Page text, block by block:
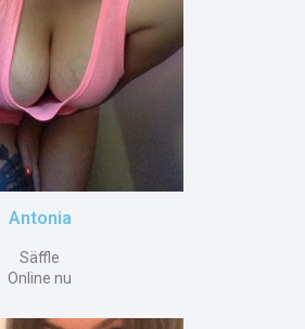
Antonia
Säffle
Online nu